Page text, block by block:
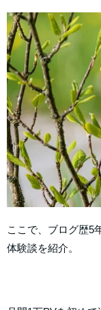
ここで、ブログ歴5
体験談を紹介。